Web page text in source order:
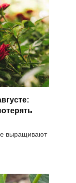
выращивают